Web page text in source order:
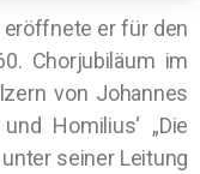
er für den
Chorjubiläum im
von Johannes
Homilius‘ „Die
seiner Leitung